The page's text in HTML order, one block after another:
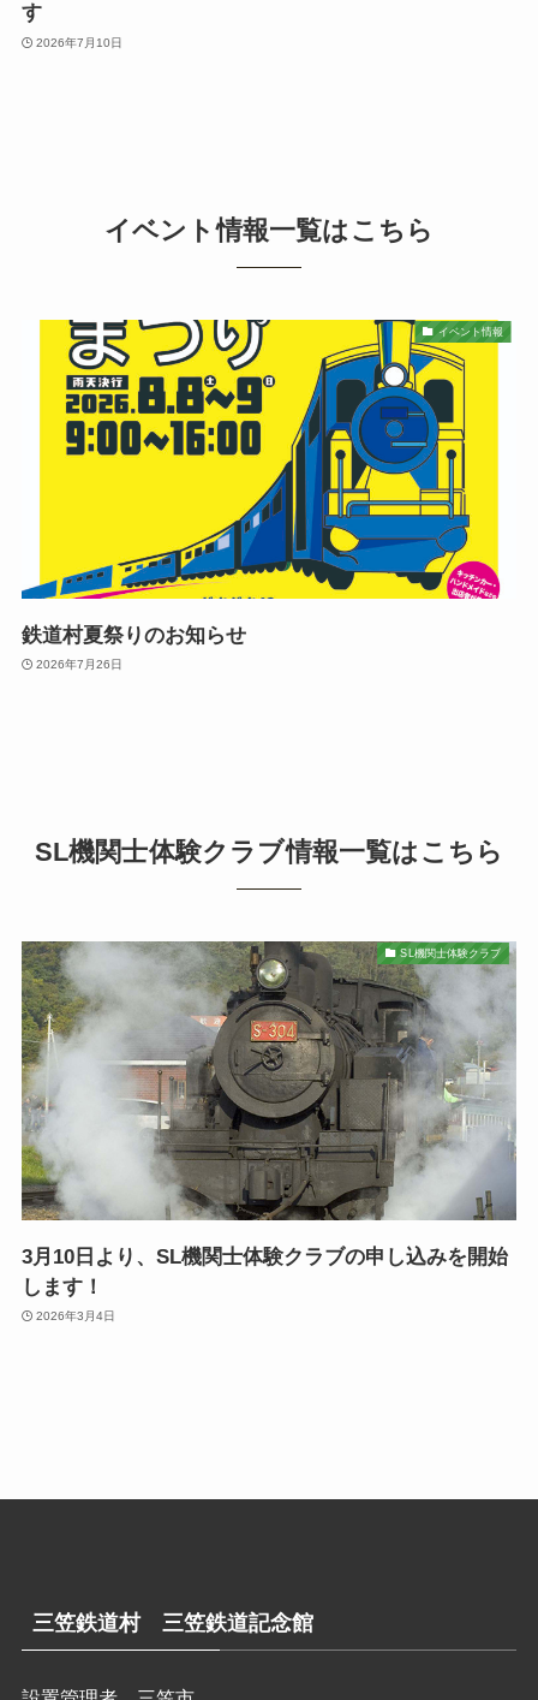
す
2026年7月10日
イベント情報一覧はこちら
イベント情報
鉄道村夏祭りのお知らせ
2026年7月26日
SL機関士体験クラブ情報一覧はこちら
SL機関士体験クラブ
3月10日より、SL機関士体験クラブの申し込みを開始
します！
2026年3月4日
三笠鉄道村 三笠鉄道記念館